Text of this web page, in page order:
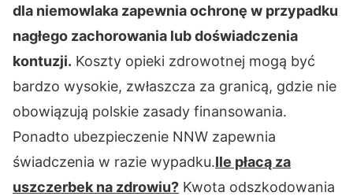
dla niemowlaka zapewnia ochronę w przypadku
nagłego zachorowania lub doświadczenia
kontuzji. Koszty opieki zdrowotnej mogą być
bardzo wysokie, zwłaszcza za granicą, gdzie nie
obowiązują polskie zasady finansowania.
Ponadto ubezpieczenie NNW zapewnia
świadczenia w razie wypadku.Ile płacą za
uszczerbek na zdrowiu? Kwota odszkodowania